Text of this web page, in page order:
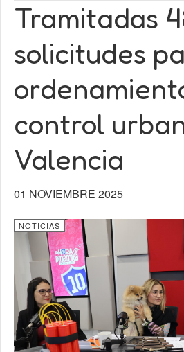
Tramitadas
solicitudes
control
Valencia
01 NOVIEMBRE 2025
NOTICIAS